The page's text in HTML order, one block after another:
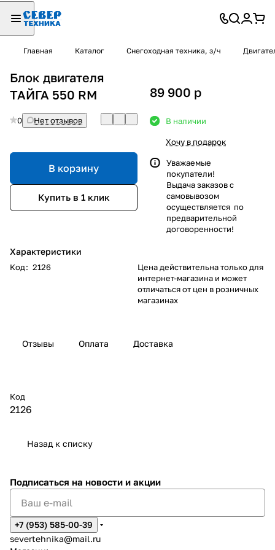
Главная Каталог Снегоходная техника, з/ч
Блок двигателя
ТАЙГА 550 RM
0 Нет отзывов
В корзину
Купить в 1 клик
Характеристики
Код: 2126
89 900 p
В наличии
Хочу в подарок
Уважаемые
покупатели!
Выдача заказов с
самовывозом
осуществляется по
предварительной
договоренности!
Цена действительна только для
интернет-магазина и может
отличаться от цен в розничных
магазинах
Отзывы Оплата Доставка
Код
2126
Назад к списку
Подписаться на новости и акции
+7 (953) 585-00-39
severtehnika@mail.ru